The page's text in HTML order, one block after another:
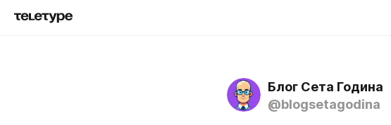
Блог Сета Година
@blogsetagodina